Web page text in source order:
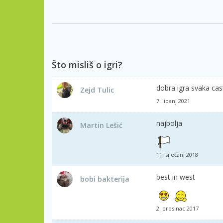
Što misliš o igri?
Zejd Tulic dobra igra svaka
7. lipanj 2021
Martin Lešić najbolja
11. siječanj 2018
bobi bakterija best in west
2. prosinac 2017